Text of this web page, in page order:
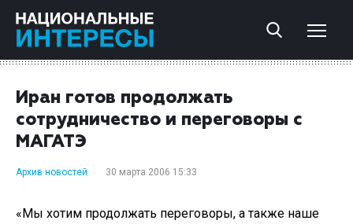
Иран готов продолжать
сотрудничество и переговоры с
МАГАТЭ
Архив новостей 30 марта 2006 15:33
«Мы хотим продолжать переговоры, а также наше